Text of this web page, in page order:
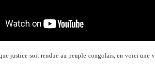
justice soit rendue au peuple congolais, en voici une